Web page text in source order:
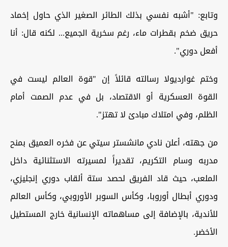
وتابع: "أشبه نفسي بذلك الطائر الصغير الذي حاول إخماد
حريق ضخم بقطرات ماء، رغم سخرية الجميع... لكنه قال: أنا
أفعل دوري".
وختم غوارديولا رسالته قائلاً إن "قوة العالم ليست في
القوة العسكرية أو الاقتصاد، بل في عدم الصمت أمام
الظلم، وفي امتلاك مبادئ لا تهتز".
من جهته، أعلن نادي مانشستر سيتي عن فخره العميق بمنح
مدربه وسام التكريم، تقديراً لمسيرته الاستثنائية داخل
الملعب، حيث قاد الفريق لحصد ستة ألقاب دوري إنجليزي،
ودوري أبطال أوروبا، وكأس السوبر الأوروبي، وكأس العالم
للأندية، بالإضافة إلى مساهماته الإنسانية خارج المستطيل
الأخضر.